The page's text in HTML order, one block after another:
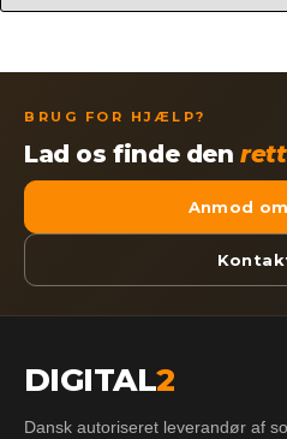
BRUG FOR HJÆLP?
Lad os finde den
Anmod
DIGITAL2
Dansk autoriseret leverandør af